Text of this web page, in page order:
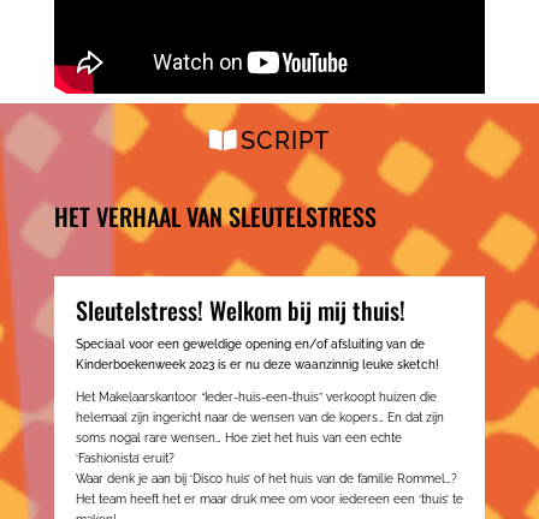
SCRIPT
HET VERHAAL VAN SLEUTELSTRESS
Sleutelstress! Welkom bij mij thuis!
Speciaal voor een geweldige opening en/of afsluiting van de
Kinderboekenweek 2023 is er nu deze waanzinnig leuke sketch!
Het Makelaarskantoor “Ieder-huis-een-thuis” verkoopt huizen die
helemaal zijn ingericht naar de wensen van de kopers… En dat zijn
soms nogal rare wensen… Hoe ziet het huis van een echte
‘Fashionista’ eruit?
Waar denk je aan bij ‘Disco huis’ of het huis van de familie Rommel…?
Het team heeft het er maar druk mee om voor iedereen een ‘thuis’ te